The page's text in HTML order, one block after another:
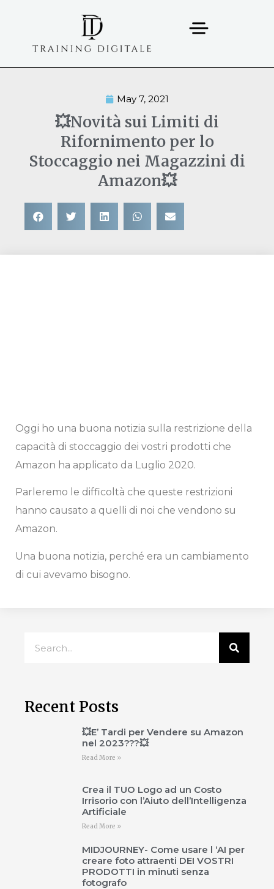
May 7, 2021
💥Novità sui Limiti di
Rifornimento per lo
Stoccaggio nei Magazzini di
Amazon💥
Oggi ho una buona notizia sulla restrizione della
capacità di stoccaggio dei vostri prodotti che
Amazon ha applicato da Luglio 2020.
Parleremo le difficoltà che queste restrizioni
hanno causato a quelli di noi che vendono su
Amazon.
Una buona notizia, perché era un cambiamento
di cui avevamo bisogno.
Recent Posts
💥E’ Tardi per Vendere su Amazon
nel 2023???💥
Read More »
Crea il TUO Logo ad un Costo
Irrisorio con l’Aiuto dell’Intelligenza
Artificiale
Read More »
MIDJOURNEY- Come usare l ‘AI per
creare foto attraenti DEI VOSTRI
PRODOTTI in minuti senza
fotografo